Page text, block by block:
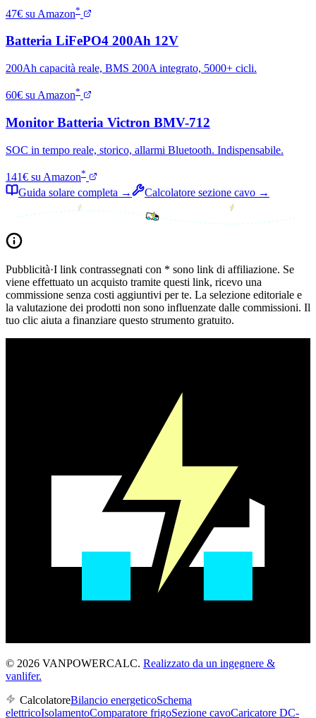
47€ su Amazon*
Batteria LiFePO4 200Ah 12V
200Ah capacità reale, BMS 200A integrato, 5000+ cicli.
60€ su Amazon*
Monitor Batteria Victron BMV-712
SOC in tempo reale, storico, allarmi Bluetooth. Indispensabile.
141€ su Amazon*
Guida solare completa → Calcolatore sezione cavo →
Pubblicità·I link contrassegnati con * sono link di affiliazione. Se
viene effettuato un acquisto tramite questi link, ricevo una
commissione senza costi aggiuntivi per te. La selezione editoriale e
la valutazione dei prodotti non sono influenzate dalle commissioni. Il
tuo clic aiuta a finanziare questo strumento gratuito.
© 2026 VANPOWERCALC. Realizzato da un ingegnere &
vanlifer.
CalcolatoreBilancio energeticoSchema
elettricoIsolamentoComparatore frigoSezione cavoCaricatore DC-